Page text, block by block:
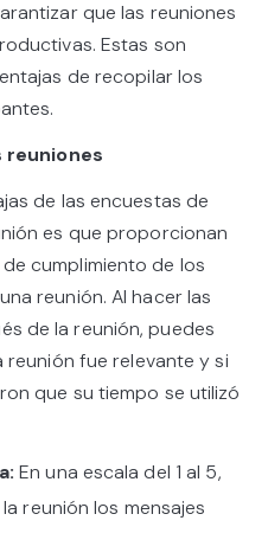
que las reuniones
Estas son
de recopilar los
reuniones
de las encuestas de
es que proporcionan
cumplimiento de los
reunión. Al hacer las
de la reunión, puedes
fue relevante y si
que su tiempo se utilizó
En una escala del 1 al 5,
reunión los mensajes